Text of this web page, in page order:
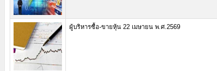
ผู้บริหารซื้อ-ขายหุ้น 22 เมษายน พ.ศ.2569